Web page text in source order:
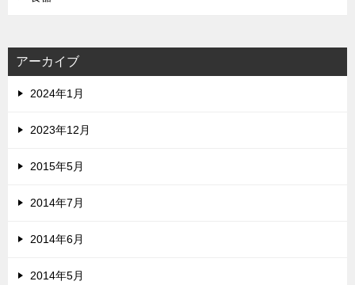
アーカイブ
2024年1月
2023年12月
2015年5月
2014年7月
2014年6月
2014年5月